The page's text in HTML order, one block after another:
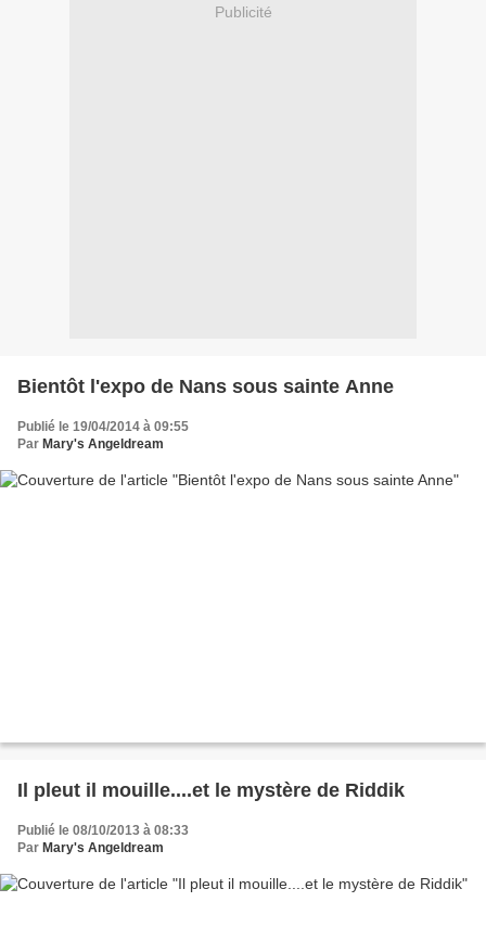
Publicité
Bientôt l'expo de Nans sous sainte Anne
Publié le 19/04/2014 à 09:55
Par Mary's Angeldream
Il pleut il mouille....et le mystère de Riddik
Publié le 08/10/2013 à 08:33
Par Mary's Angeldream